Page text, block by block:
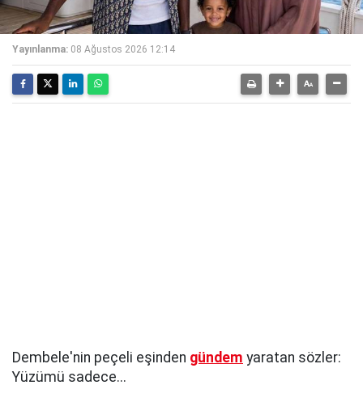
Yayınlanma: 08 Ağustos 2026 12:14
Dembele'nin peçeli eşinden gündem yaratan sözler:
Yüzümü sadece...